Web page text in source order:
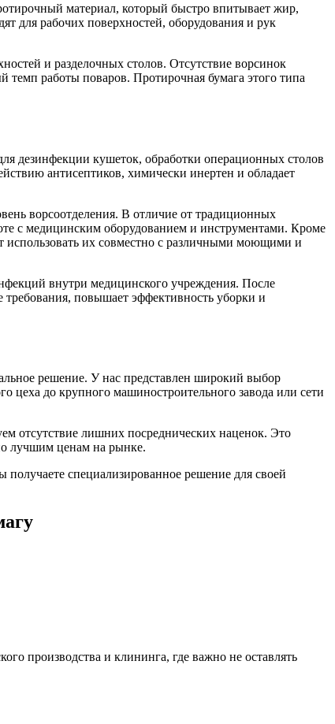
материал, который быстро впитывает жир,
для рабочих поверхностей, оборудования и рук
и разделочных столов. Отсутствие ворсинок
темп работы поваров. Протирочная бумага этого типа
дезинфекции кушеток, обработки операционных столов
антисептиков, химически инертен и обладает
ворсоотделения. В отличие от традиционных
с медицинским оборудованием и инструментами. Кроме
использовать их совместно с различными моющими и
внутри медицинского учреждения. После
повышает эффективность уборки и
решение. У нас представлен широкий выбор
цеха до крупного машиностроительного завода или сети
отсутствие лишних посреднических наценок. Это
лучшим ценам на рынке.
специализированное решение для своей
производства и клининга, где важно не оставлять